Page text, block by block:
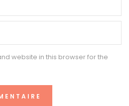
website in this browser for the